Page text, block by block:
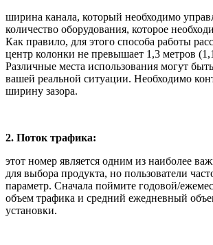
ширина канала, который необходимо
количество оборудования, которое
Как правило, для этого способа работы
центр колонки не превышает 1,3 метров
Различные места использования могут
вашей реальной ситуации. Необходимо
ширину зазора.
2. Поток трафика:
этот номер является одним из наиболее
для выбора продукта, но пользователи
параметр. Сначала поймите годовой/
объем трафика и средний ежедневный
установки.